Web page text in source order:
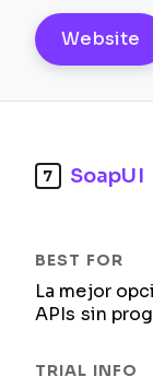
Website
7 SoapUI
La mejor
APIs sin